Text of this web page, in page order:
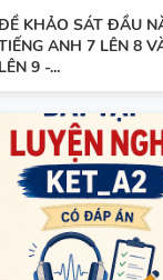
TIẾNG ANH 8
THEO TỪNG
ÁN
THEO TỪNG
7 - GLOBAL
1 - CÓ ĐÁP ÁN
KHẢO SÁT ĐẦU
ANH 7 LÊN 8
LÊN 9 -...